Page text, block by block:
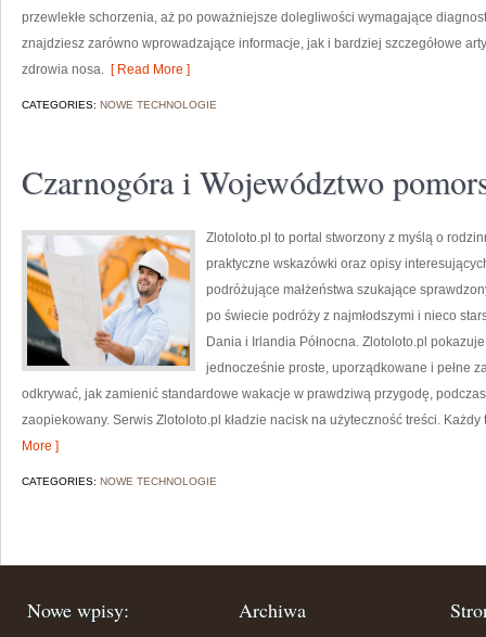
przewlekłe schorzenia, aż po poważniejsze dolegliwości wymagające
znajdziesz zarówno wprowadzające informacje, jak i bardziej szczegółowe
zdrowia nosa. [ Read More ]
CATEGORIES: NOWE TECHNOLOGIE
Czarnogóra i Województwo
Zlotoloto.pl to portal stworzony z myślą o
praktyczne wskazówki oraz opisy
podróżujące małżeństwa szukające
po świecie podróży z najmłodszymi i nieco
Dania i Irlandia Północna. Zlotoloto.pl
jednocześnie proste, uporządkowane i pełne
odkrywać, jak zamienić standardowe wakacje w prawdziwą przygodę,
zaopiekowany. Serwis Zlotoloto.pl kładzie nacisk na użyteczność treści.
More ]
CATEGORIES: NOWE TECHNOLOGIE
Nowe wpisy: Archiwa